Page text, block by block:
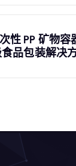
性 PP 矿物
品包装解决